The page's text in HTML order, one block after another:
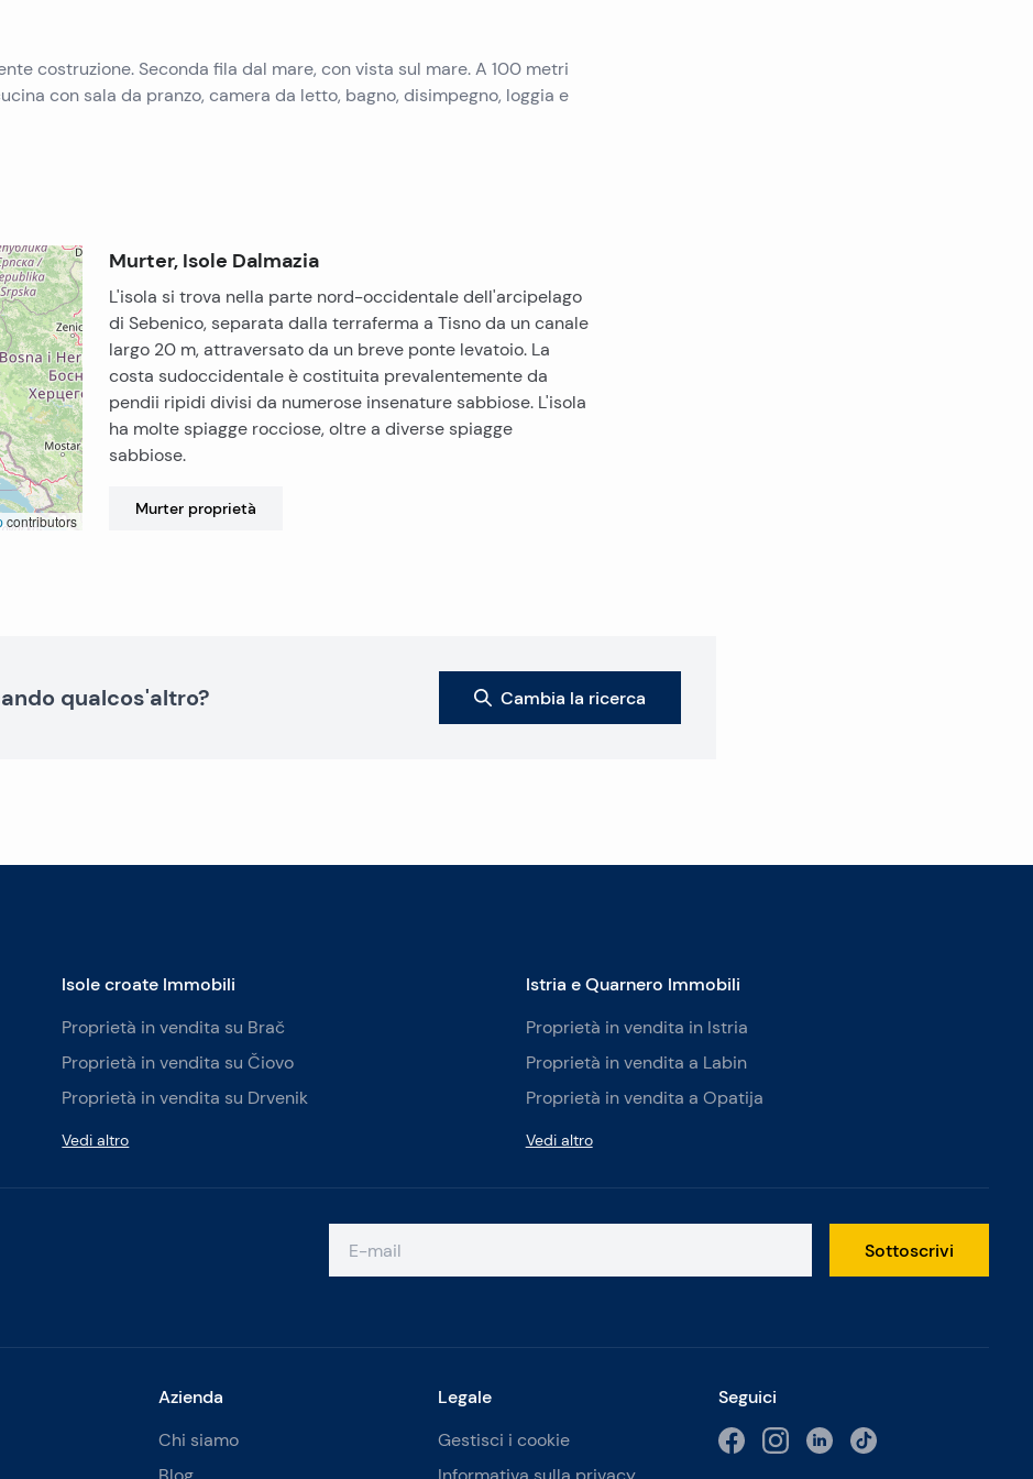
costruzione. Seconda fila dal mare, con vista sul mare. A 100 metri
con sala da pranzo, camera da letto, bagno, disimpegno, loggia e
contributors
Murter, Isole Dalmazia
L'isola si trova nella parte nord-occidentale dell'arcipelago
di Sebenico, separata dalla terraferma a Tisno da un canale
largo 20 m, attraversato da un breve ponte levatoio. La
costa sudoccidentale è costituita prevalentemente da
pendii ripidi divisi da numerose insenature sabbiose. L'isola
ha molte spiagge rocciose, oltre a diverse spiagge
sabbiose.
Murter proprietà
qualcos'altro? Cambia la ricerca
Sottoscrivi
Isole croate Immobili
Proprietà in vendita su Brač
Proprietà in vendita su Čiovo
Proprietà in vendita su Drvenik
Vedi altro
Istria e Quarnero Immobili
Proprietà in vendita in Istria
Proprietà in vendita a Labin
Proprietà in vendita a Opatija
Vedi altro
Azienda
Chi siamo
Legale
Gestisci i cookie
Seguici